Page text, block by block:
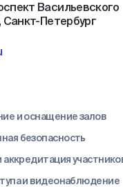
Васильевского
Санкт-Петербург
и оснащение залов
безопасность
аккредитация
и видеонаблюдение